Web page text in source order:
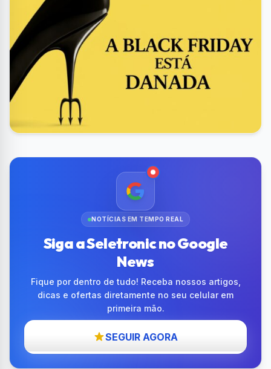
NOTÍCIAS EM TEMPO REAL
Siga a Seletronic no Google
News
Fique por dentro de tudo! Receba nossos artigos,
dicas e ofertas diretamente no seu celular em
primeira mão.
SEGUIR AGORA